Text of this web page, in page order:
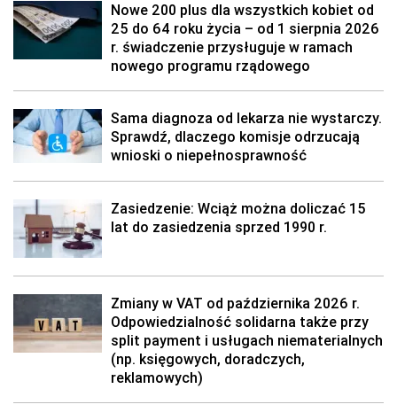
Nowe 200 plus dla wszystkich kobiet od
25 do 64 roku życia – od 1 sierpnia 2026
r. świadczenie przysługuje w ramach
nowego programu rządowego
Sama diagnoza od lekarza nie wystarczy.
Sprawdź, dlaczego komisje odrzucają
wnioski o niepełnosprawność
Zasiedzenie: Wciąż można doliczać 15
lat do zasiedzenia sprzed 1990 r.
Zmiany w VAT od października 2026 r.
Odpowiedzialność solidarna także przy
split payment i usługach niematerialnych
(np. księgowych, doradczych,
reklamowych)